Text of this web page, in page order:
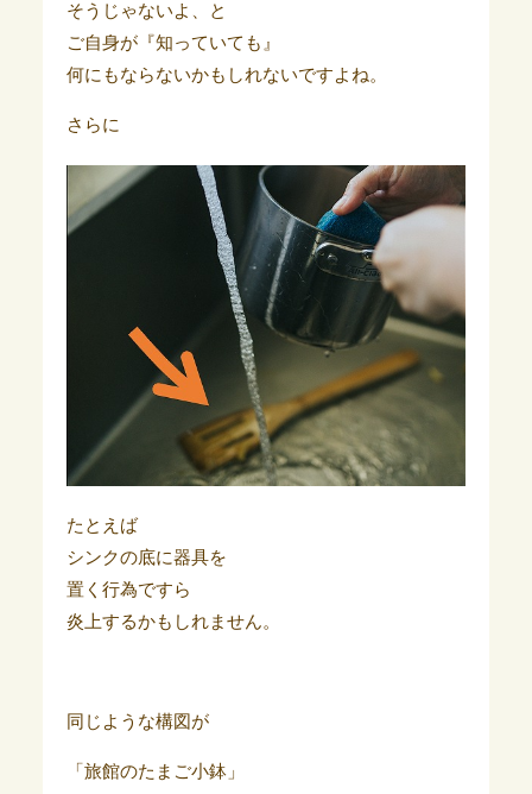
そうじゃないよ、と
ご自身が『知っていても』
何にもならないかもしれないですよね。
さらに
たとえば
シンクの底に器具を
置く行為ですら
炎上するかもしれません。
同じような構図が
「旅館のたまご小鉢」